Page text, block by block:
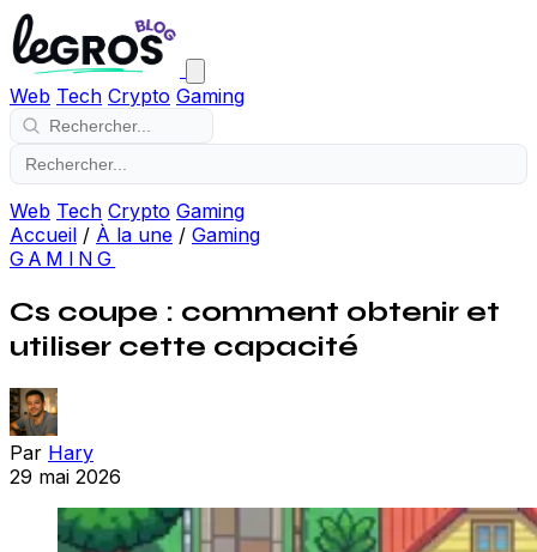
Web Tech Crypto Gaming
Web Tech Crypto Gaming
Accueil / À la une / Gaming
GAMING
Cs coupe : comment obtenir et
utiliser cette capacité
Par Hary
29 mai 2026